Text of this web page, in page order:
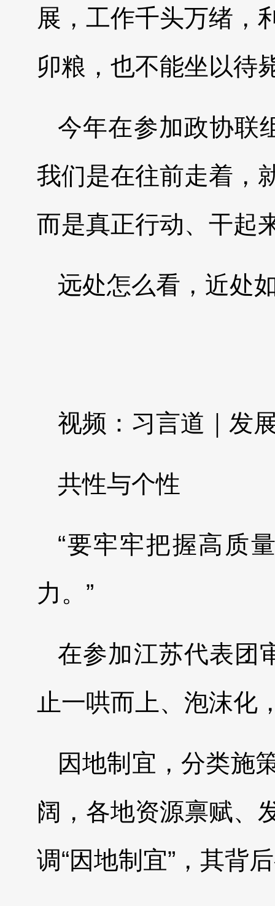
展，工作千头万绪，
卯粮，也不能坐以待
今年在参加政协联
我们是在往前走着，
而是真正行动、干起
远处怎么看，近处
视频：习言道｜发
共性与个性
“要牢牢把握高质
力。”
在参加江苏代表团
止一哄而上、泡沫化
因地制宜，分类施
阔，各地资源禀赋、
调“因地制宜”，其背